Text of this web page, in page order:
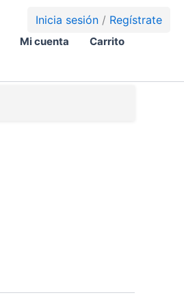
Mi cuenta Carrito
Inicia sesión / Regístrate